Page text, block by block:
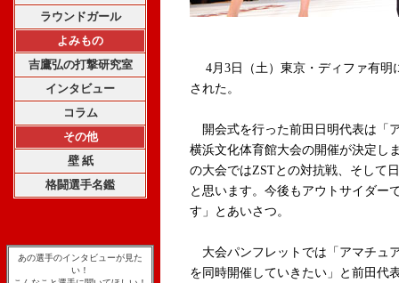
ラウンドガール
よみもの
吉鷹弘の打撃研究室
インタビュー
コラム
その他
壁 紙
格闘選手名鑑
あの選手のインタビューが見た
い！
4月3日（土）東京・ディファ有明
された。
開会式を行った前田日明代表は「
横浜文化体育館大会の開催が決定し
の大会ではZSTとの対抗戦、そして
と思います。今後もアウトサイダー
す」とあいさつ。
大会パンフレットでは「アマチュ
を同時開催していきたい」と前田代